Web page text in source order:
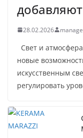
28.02.2026
Свет и
новые
искусственным
регулировать